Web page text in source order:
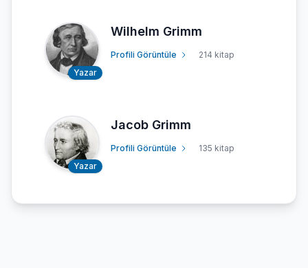
Yazar
Wilhelm Grimm
Profili Görüntüle 214 kitap
Yazar
Jacob Grimm
Profili Görüntüle 135 kitap